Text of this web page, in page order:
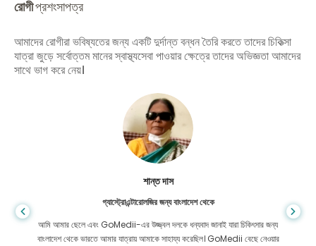
রোগীপ্রশংসাপত্র
আমাদের রোগীরা ভবিষ্যতের জন্য একটি দুর্দান্ত বন্ধন তৈরি করতে তাদের চিকিত্সা
যাত্রা জুড়ে সর্বোত্তম মানের স্বাস্থ্যসেবা পাওয়ার ক্ষেত্রে তাদের অভিজ্ঞতা আমাদের
সাথে ভাগ করে নেয়।
শান্ত দাস
গ্যাস্ট্রোএন্টারোলজির জন্য বাংলাদেশ থেকে
আমি আমার ছেলে এবং GoMedii-এর উজ্জ্বল দলকে ধন্যবাদ জানাই যারা চিকিৎসার জন্য
বাংলাদেশ থেকে ভারতে আমার যাত্রায় আমাকে সাহায্য করেছিল। GoMedii বেছে নেওয়ার